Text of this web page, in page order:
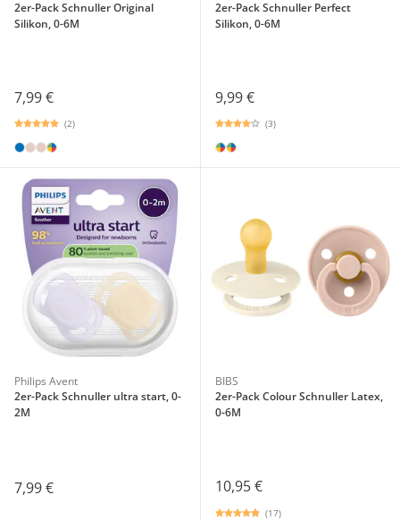
2er-Pack Schnuller Original
Silikon, 0-6M
7,99 €
(2)
2er-Pack Schnuller Perfect
Silikon, 0-6M
9,99 €
(3)
Philips Avent
2er-Pack Schnuller ultra start, 0-
2M
7,99 €
BIBS
2er-Pack Colour Schnuller Latex,
0-6M
10,95 €
(17)